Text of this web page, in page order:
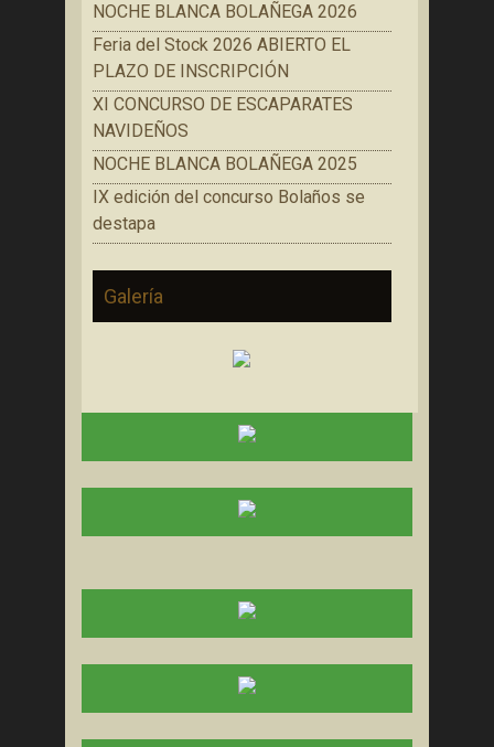
NOCHE BLANCA BOLAÑEGA 2026
Feria del Stock 2026 ABIERTO EL
PLAZO DE INSCRIPCIÓN
XI CONCURSO DE ESCAPARATES
NAVIDEÑOS
NOCHE BLANCA BOLAÑEGA 2025
IX edición del concurso Bolaños se
destapa
Galería